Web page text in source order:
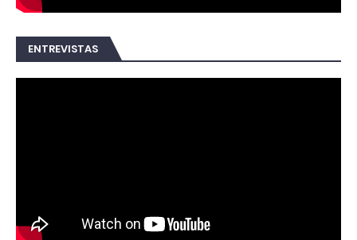
ENTREVISTAS